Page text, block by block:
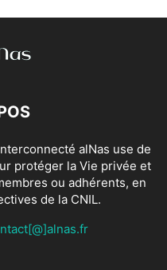
alNas use de
protéger la Vie privée et
ou adhérents, en
de la CNIL.